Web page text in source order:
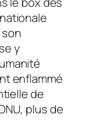
son
y
enflammé
de
plus de